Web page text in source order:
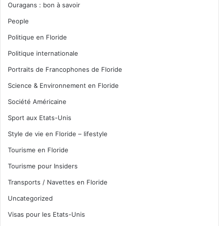
Ouragans : bon à savoir
People
Politique en Floride
Politique internationale
Portraits de Francophones de Floride
Science & Environnement en Floride
Société Américaine
Sport aux Etats-Unis
Style de vie en Floride – lifestyle
Tourisme en Floride
Tourisme pour Insiders
Transports / Navettes en Floride
Uncategorized
Visas pour les Etats-Unis